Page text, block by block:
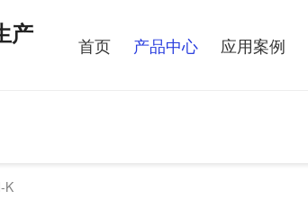
产 首页 产品中心 应用案例
K